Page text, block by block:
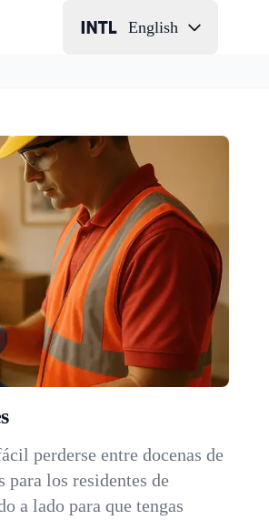
English
perderse entre docenas de
para los residentes de
a lado para que tengas